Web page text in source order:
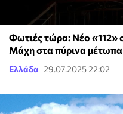
Φωτιές τώρα: Νέο «112»
Μάχη στα πύρινα μέτωπα
Ελλάδα 29.07.2025 22:02